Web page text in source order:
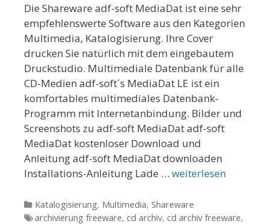
Die Shareware adf-soft MediaDat ist eine sehr
empfehlenswerte Software aus den Kategorien
Multimedia, Katalogisierung. Ihre Cover
drucken Sie natürlich mit dem eingebautem
Druckstudio. Multimediale Datenbank für alle
CD-Medien adf-soft´s MediaDat LE ist ein
komfortables multimediales Datenbank-
Programm mit Internetanbindung. Bilder und
Screenshots zu adf-soft MediaDat adf-soft
MediaDat kostenloser Download und
Anleitung adf-soft MediaDat downloaden
Installations-Anleitung Lade … weiterlesen
Kategorien
Katalogisierung, Multimedia, Shareware
Tags
archivierung freeware, cd archiv, cd archiv freeware,